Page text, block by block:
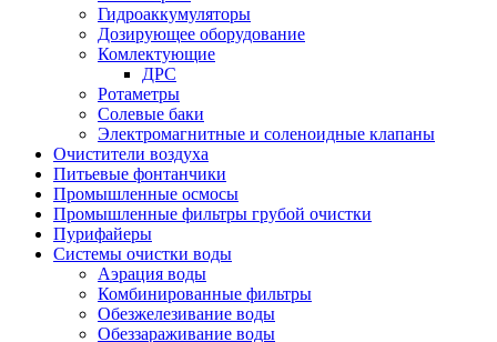
Гидроаккумуляторы
Дозирующее оборудование
Комлектующие
ДРС
Ротаметры
Солевые баки
Электромагнитные и соленоидные клапаны
Очистители воздуха
Питьевые фонтанчики
Промышленные осмосы
Промышленные фильтры грубой очистки
Пурифайеры
Системы очистки воды
Аэрация воды
Комбинированные фильтры
Обезжелезивание воды
Обеззараживание воды